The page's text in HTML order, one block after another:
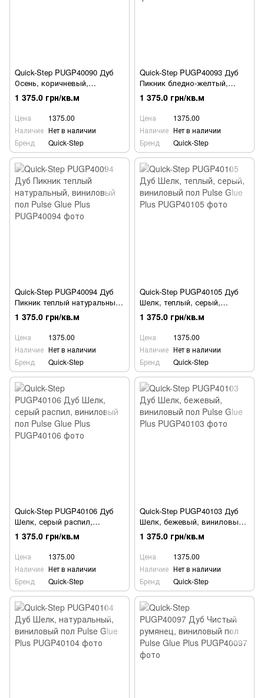
Quick-Step PUGP40090 Дуб
Осень, коричневый,
виниловый пол Pulse Glue
Plus
1 375.0 грн/кв.м
Цена
1375.00
Наличие Нет в наличии
Бренд
Quick-Step
Quick-Step PUGP40093 Дуб
Пикник бледно-желтый,
виниловый пол Pulse Glue
Plus
1 375.0 грн/кв.м
Цена
1375.00
Наличие Нет в наличии
Бренд
Quick-Step
Quick-Step PUGP40094 Дуб
Пикник теплый натуральный,
виниловый пол Pulse Glue
Plus
1 375.0 грн/кв.м
Цена
1375.00
Наличие Нет в наличии
Бренд
Quick-Step
Quick-Step PUGP40105 Дуб
Шелк, теплый, серый,
виниловый пол Pulse Glue
Plus
1 375.0 грн/кв.м
Цена
1375.00
Наличие Нет в наличии
Бренд
Quick-Step
Quick-Step PUGP40106 Дуб
Шелк, серый распил,
виниловый пол Pulse Glue
Plus
1 375.0 грн/кв.м
Цена
1375.00
Наличие Нет в наличии
Бренд
Quick-Step
Quick-Step PUGP40103 Дуб
Шелк, бежевый, виниловый
пол Pulse Glue Plus
1 375.0 грн/кв.м
Цена
1375.00
Наличие Нет в наличии
Бренд
Quick-Step